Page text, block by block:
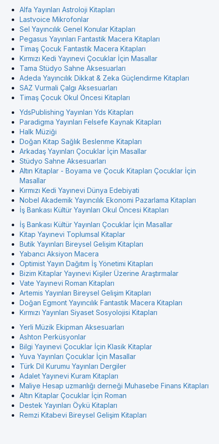
Alfa Yayınları Astroloji Kitapları
Lastvoice Mikrofonlar
Sel Yayıncılık Genel Konular Kitapları
Pegasus Yayınları Fantastik Macera Kitapları
Timaş Çocuk Fantastik Macera Kitapları
Kırmızı Kedi Yayınevi Çocuklar İçin Masallar
Tama Stüdyo Sahne Aksesuarları
Adeda Yayıncılık Dikkat & Zeka Güçlendirme Kitapları
SAZ Vurmali Çalgı Aksesuarları
Timaş Çocuk Okul Öncesi Kitapları
YdsPublishing Yayınları Yds Kitapları
Paradigma Yayınları Felsefe Kaynak Kitapları
Halk Müziği
Doğan Kitap Sağlık Beslenme Kitapları
Arkadaş Yayınları Çocuklar İçin Masallar
Stüdyo Sahne Aksesuarları
Altın Kitaplar - Boyama ve Çocuk Kitapları Çocuklar İçin
Masallar
Kırmızı Kedi Yayınevi Dünya Edebiyati
Nobel Akademik Yayıncılık Ekonomi Pazarlama Kitapları
İş Bankası Kültür Yayınları Okul Öncesi Kitapları
İş Bankası Kültür Yayınları Çocuklar İçin Masallar
Kitap Yayınevi Toplumsal Kitaplar
Butik Yayınları Bireysel Gelişim Kitapları
Yabancı Aksiyon Macera
Optimist Yayın Dağıtım İş Yönetimi Kitapları
Bizim Kitaplar Yayınevi Kişiler Üzerine Araştırmalar
Vate Yayınevi Roman Kitapları
Artemis Yayınları Bireysel Gelişim Kitapları
Doğan Egmont Yayıncılık Fantastik Macera Kitapları
Kırmızı Yayınları Siyaset Sosyolojisi Kitapları
Yerli Müzik Ekipman Aksesuarları
Ashton Perküsyonlar
Bilgi Yayınevi Çocuklar İçin Klasik Kitaplar
Yuva Yayınları Çocuklar İçin Masallar
Türk Dil Kurumu Yayınları Dergiler
Adalet Yayınevi Kuram Kitapları
Maliye Hesap uzmanlığı derneği Muhasebe Finans Kitapları
Altın Kitaplar Çocuklar İçin Roman
Destek Yayınları Öykü Kitapları
Remzi Kitabevi Bireysel Gelişim Kitapları